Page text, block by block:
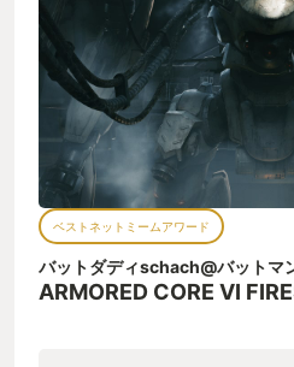
は、両手の武器の弾薬数/リロード
ン状況/リロード状況、敵の体幹ゲ
しないといけない要素が非常に多
素を全てロックオンマーカーに統
いる。これが非常に画期的で、高
敵機から目を離さず全てのゲージ
だ。本作における1つの発明とい
は武器バランスや難易度曲線が非
も褒められたゲームバランスでは
ごろから、武器バランスや強すぎ
められたことも印象深い。私も含
な難易度を乗り越えた人間は少し
者に対しての誠実さを感じる対応
ベストネットミームアワード
ARMORED CORE VI